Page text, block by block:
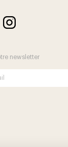
newsletter